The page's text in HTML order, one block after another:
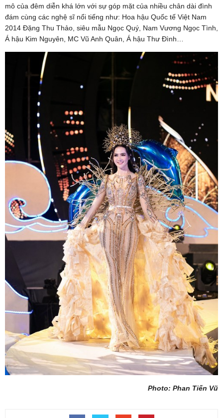
mô của đêm diễn khá lớn với sự góp mặt của nhiều chân dài đình
đám cùng các nghệ sĩ nổi tiếng như: Hoa hậu Quốc tế Việt Nam
2014 Đặng Thu Thảo, siêu mẫu Ngọc Quý, Nam Vương Ngọc Tình,
Á hậu Kim Nguyên, MC Vũ Anh Quân, Á hậu Thư Đình…
Photo: Phan Tiến Vũ